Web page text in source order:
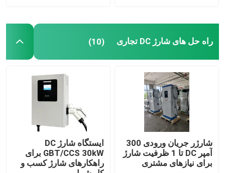
راه حل های شارژ DC تجاری (10)
شارژر جریان ورودی 300
آمپر DC تا 1 ظرفیت شارژ
برای نیازهای مشتری
ایستگاه شارژ DC
GBT/CCS 30kW برای
راهکارهای شارژ کسب و